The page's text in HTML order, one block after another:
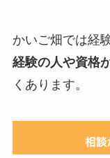
かいご畑では経
経験の人や資格
くあります。